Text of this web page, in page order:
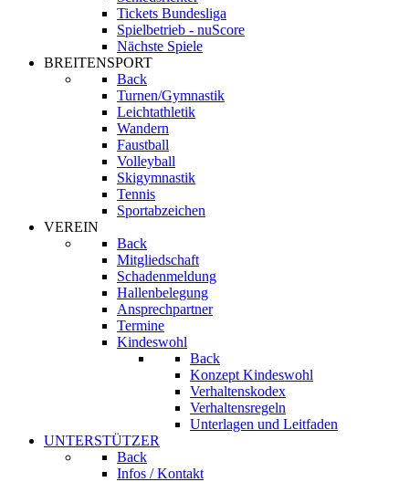
Tickets Bundesliga
Spielbetrieb - nuScore
Nächste Spiele
BREITENSPORT
Back
Turnen/Gymnastik
Leichtathletik
Wandern
Faustball
Volleyball
Skigymnastik
Tennis
Sportabzeichen
VEREIN
Back
Mitgliedschaft
Schadenmeldung
Hallenbelegung
Ansprechpartner
Termine
Kindeswohl
Back
Konzept Kindeswohl
Verhaltenskodex
Verhaltensregeln
Unterlagen und Leitfaden
UNTERSTÜTZER
Back
Infos / Kontakt